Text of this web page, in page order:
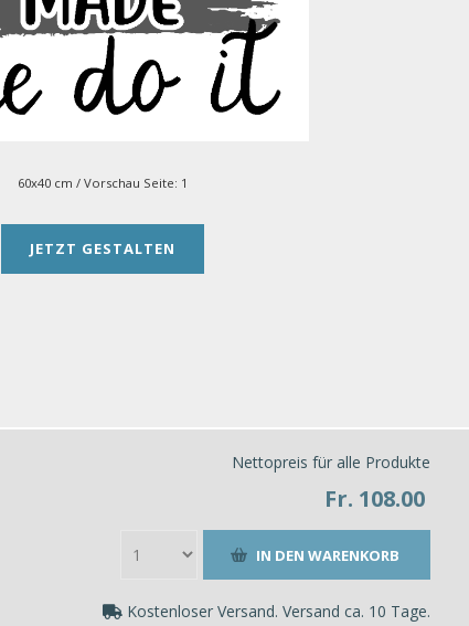
60x40 cm / Vorschau Seite: 1
JETZT GESTALTEN
Nettopreis für alle Produkte
Fr. 108.00
Kostenloser Versand. Versand ca. 10 Tage.